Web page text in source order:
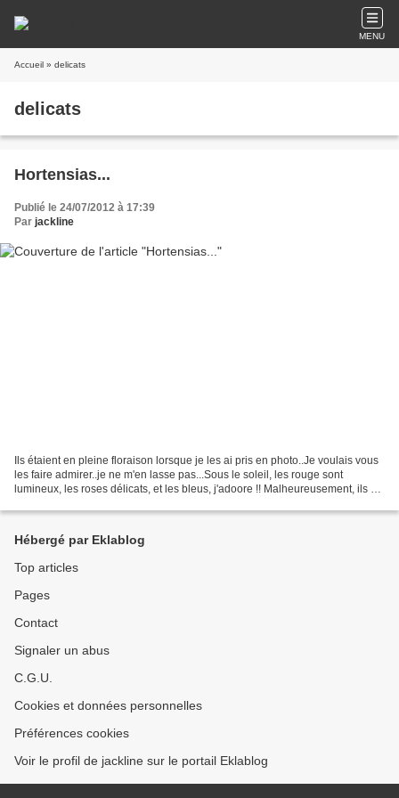
MENU
Accueil » delicats
delicats
Hortensias...
Publié le 24/07/2012 à 17:39
Par jackline
Ils étaient en pleine floraison lorsque je les ai pris en photo..Je voulais vous
les faire admirer..je ne m'en lasse pas...Sous le soleil, les rouge sont
lumineux, les roses délicats, et les bleus, j'adoore !! Malheureusement, ils ne
Hébergé par Eklablog
Top articles
Pages
Contact
Signaler un abus
C.G.U.
Cookies et données personnelles
Préférences cookies
Voir le profil de jackline sur le portail Eklablog